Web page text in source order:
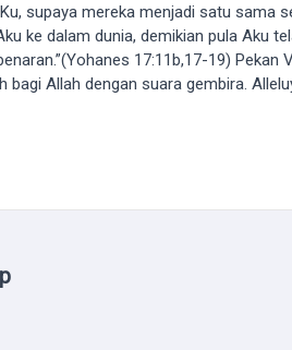
supaya mereka menjadi satu sama
ke dalam dunia, demikian pula Aku
17:11b,17-19) Pekan
Allah dengan suara gembira.